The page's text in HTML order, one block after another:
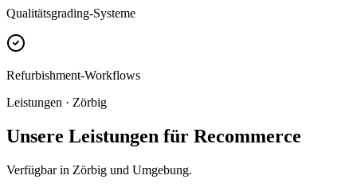
Qualitätsgrading-Systeme
Refurbishment-Workflows
Leistungen · Zörbig
Unsere Leistungen für Recommerce
Verfügbar in Zörbig und Umgebung.